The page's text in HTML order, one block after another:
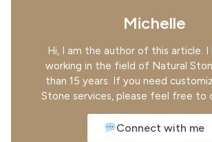
Michelle
Hi, I am the author of this article. I
working in the field of Natural
than 15 years. If you need
Stone services, please feel free to
Connect with me